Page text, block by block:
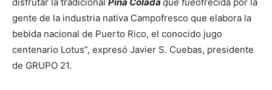
gente de la industria nativa Campofresco que elabora la
bebida nacional de Puerto Rico, el conocido jugo
centenario Lotus”, expresó Javier S. Cuebas, presidente
de GRUPO 21.